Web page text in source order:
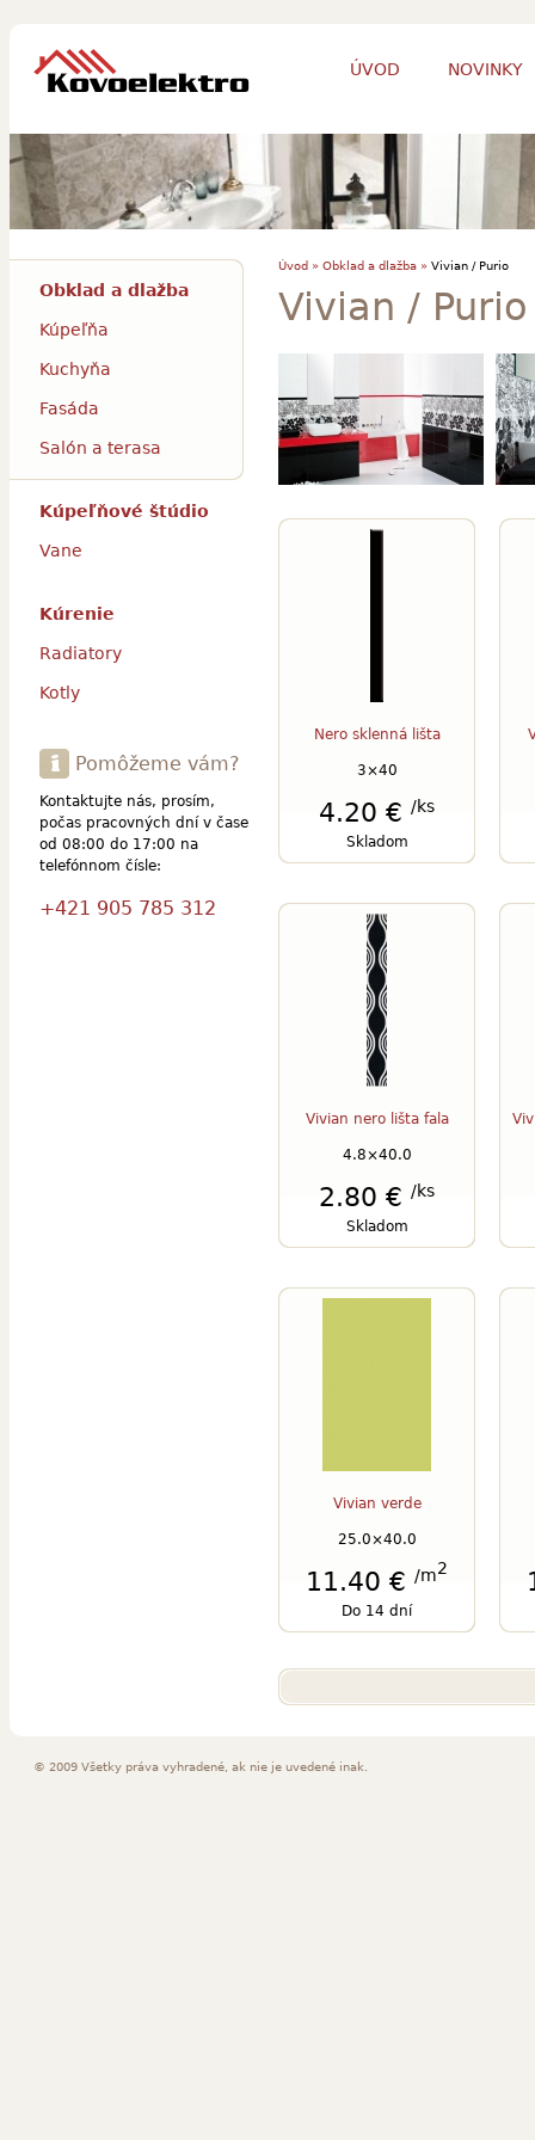
ÚVOD NOVINKY
Úvod » Obklad a dlažba »Vivian / Purio
Vivian /
Nero sklenná lišta
3×40
4.20 € /ks
Skladom
Vivian nero lišta fala
4.8×40.0
2.80 € /ks
Skladom
Vivian verde
25.0×40.0
11.40 € /m2
Do 14 dní
Obklad a dlažba
Kúpeľňa
Kuchyňa
Fasáda
Salón a terasa
Kúpeľňové štúdio
Vane
Kúrenie
Radiatory
Kotly
Pomôžeme vám?
Kontaktujte nás, prosím,
počas pracovných dní v čase
od 08:00 do 17:00 na
telefónnom čísle:
+421 905 785 312
© 2009 Všetky práva vyhradené, ak nie je uvedené inak.